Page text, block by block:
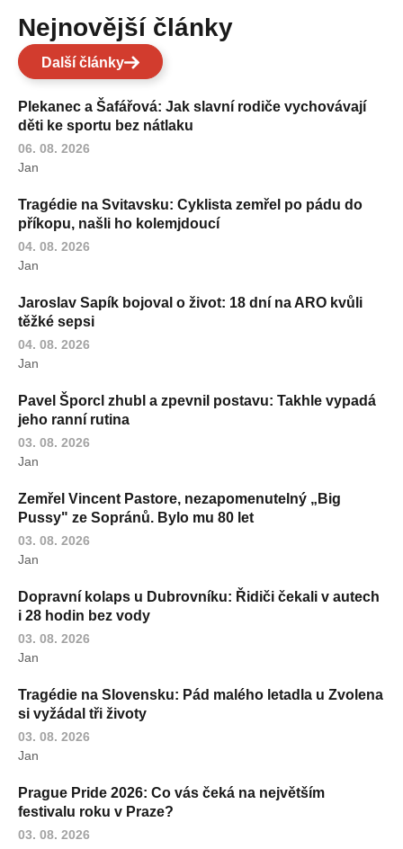
Nejnovější články
Další články
Plekanec a Šafářová: Jak slavní rodiče vychovávají
děti ke sportu bez nátlaku
06. 08. 2026
Jan
Tragédie na Svitavsku: Cyklista zemřel po pádu do
příkopu, našli ho kolemjdoucí
04. 08. 2026
Jan
Jaroslav Sapík bojoval o život: 18 dní na ARO kvůli
těžké sepsi
04. 08. 2026
Jan
Pavel Šporcl zhubl a zpevnil postavu: Takhle vypadá
jeho ranní rutina
03. 08. 2026
Jan
Zemřel Vincent Pastore, nezapomenutelný „Big
Pussy" ze Sopránů. Bylo mu 80 let
03. 08. 2026
Jan
Dopravní kolaps u Dubrovníku: Řidiči čekali v autech
i 28 hodin bez vody
03. 08. 2026
Jan
Tragédie na Slovensku: Pád malého letadla u Zvolena
si vyžádal tři životy
03. 08. 2026
Jan
Prague Pride 2026: Co vás čeká na největším
festivalu roku v Praze?
03. 08. 2026